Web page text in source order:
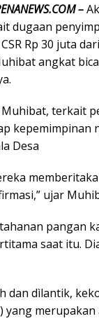
–
dugaan
Rp 30 juta
angkat
terkait
kepemimpinan
Desa
ujar
pangan
saat itu.
dan dìlantik,
yang